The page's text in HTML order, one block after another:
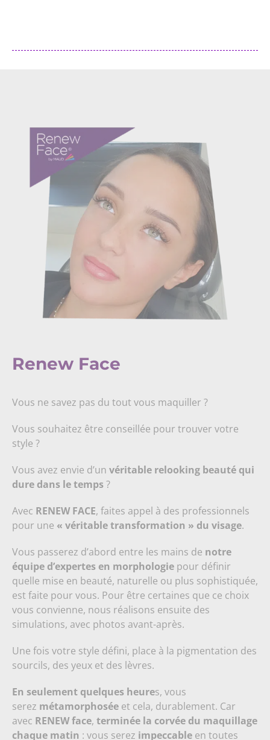
Renew Face
Vous ne savez pas du tout vous maquiller ?
Vous souhaitez être conseillée pour trouver votre
style ?
Vous avez envie d’un véritable relooking beauté qui
dure dans le temps ?
Avec RENEW FACE, faites appel à des professionnels
pour une « véritable transformation » du visage.
Vous passerez d’abord entre les mains de notre
équipe d’expertes en morphologie pour définir
quelle mise en beauté, naturelle ou plus sophistiquée,
est faite pour vous. Pour être certaines que ce choix
vous convienne, nous réalisons ensuite des
simulations, avec photos avant-après.
Une fois votre style défini, place à la pigmentation des
sourcils, des yeux et des lèvres.
En seulement quelques heures, vous
serez métamorphosée et cela, durablement. Car
avec RENEW face, terminée la corvée du maquillage
chaque matin : vous serez impeccable en toutes